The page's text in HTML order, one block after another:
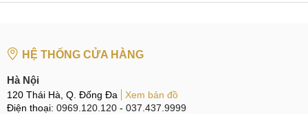
Tại TP Hồ Chí Minh
Hotline:0969.520.520
CN 5:
Hotline:097.3333.602
HỆ THỐNG CỬA HÀNG
Hà Nội
120 Thái Hà, Q. Đống Đa
Xem bản đồ
Điện thoại: 0969.120.120 - 037.437.9999